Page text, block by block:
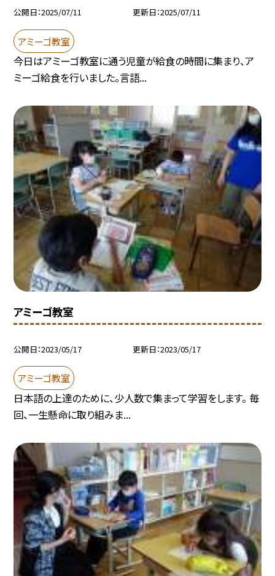
公開日 2025/07/11 更新日 2025/07/11
アミーゴ教室
今日はアミーゴ教室に通う児童が給食の時間に集まり、ア
ミーゴ給食を行いました。言語...
アミーゴ教室
公開日 2023/05/17 更新日 2023/05/17
アミーゴ教室
日本語の上達のために、少人数で集まって学習をします。 毎
回、一生懸命に取り組みま...